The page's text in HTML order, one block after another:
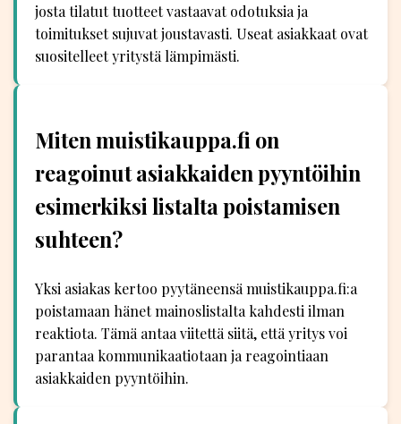
josta tilatut tuotteet vastaavat odotuksia ja
toimitukset sujuvat joustavasti. Useat asiakkaat ovat
suositelleet yritystä lämpimästi.
Miten muistikauppa.fi on
reagoinut asiakkaiden pyyntöihin
esimerkiksi listalta poistamisen
suhteen?
Yksi asiakas kertoo pyytäneensä muistikauppa.fi:a
poistamaan hänet mainoslistalta kahdesti ilman
reaktiota. Tämä antaa viitettä siitä, että yritys voi
parantaa kommunikaatiotaan ja reagointiaan
asiakkaiden pyyntöihin.